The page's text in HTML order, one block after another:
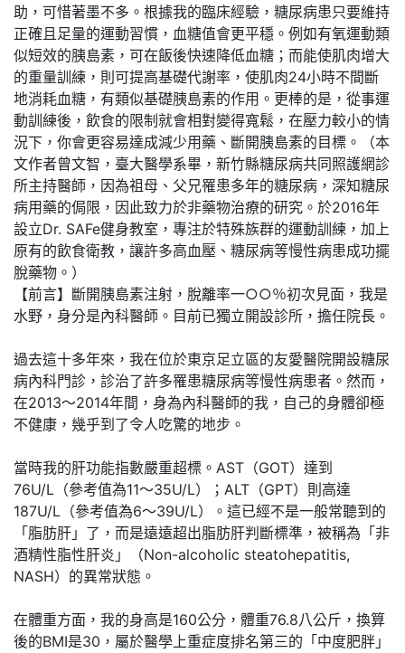
助，可惜著墨不多。根據我的臨床經驗，糖尿病患只要維持
正確且足量的運動習慣，血糖值會更平穩。例如有氧運動類
似短效的胰島素，可在飯後快速降低血糖；而能使肌肉增大
的重量訓練，則可提高基礎代謝率，使肌肉24小時不間斷
地消耗血糖，有類似基礎胰島素的作用。更棒的是，從事運
動訓練後，飲食的限制就會相對變得寬鬆，在壓力較小的情
況下，你會更容易達成減少用藥、斷開胰島素的目標。（本
文作者曾文智，臺大醫學系畢，新竹縣糖尿病共同照護網診
所主持醫師，因為祖母、父兄罹患多年的糖尿病，深知糖尿
病用藥的侷限，因此致力於非藥物治療的研究。於2016年
設立Dr. SAFe健身教室，專注於特殊族群的運動訓練，加上
原有的飲食衛教，讓許多高血壓、糖尿病等慢性病患成功擺
脫藥物。）
【前言】斷開胰島素注射，脫離率一○○％初次見面，我是
水野，身分是內科醫師。目前已獨立開設診所，擔任院長。
過去這十多年來，我在位於東京足立區的友愛醫院開設糖尿
病內科門診，診治了許多罹患糖尿病等慢性病患者。然而，
在2013～2014年間，身為內科醫師的我，自己的身體卻極
不健康，幾乎到了令人吃驚的地步。
當時我的肝功能指數嚴重超標。AST（GOT）達到
76U/L（參考值為11～35U/L）；ALT（GPT）則高達
187U/L（參考值為6～39U/L）。這已經不是一般常聽到的
「脂肪肝」了，而是遠遠超出脂肪肝判斷標準，被稱為「非
酒精性脂性肝炎」（Non-alcoholic steatohepatitis,
NASH）的異常狀態。
在體重方面，我的身高是160公分，體重76.8八公斤，換算
後的BMI是30，屬於醫學上重症度排名第三的「中度肥胖」